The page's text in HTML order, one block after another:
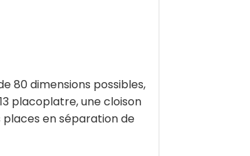
80 dimensions possibles,
placoplatre, une cloison
en séparation de